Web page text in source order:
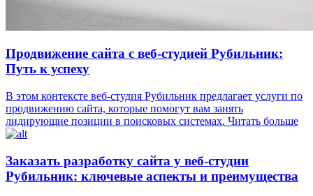
Продвижение сайта с веб-студией Рубильник:
Путь к успеху
В этом контексте веб-студия Рубильник предлагает услуги по
продвижению сайта, которые помогут вам занять
лидирующие позиции в поисковых системах. Читать больше
Заказать разработку сайта у веб-студии
Рубильник: ключевые аспекты и преимущества